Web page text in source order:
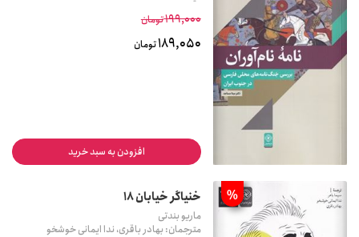
199,000تومان
189,050تومان
افزودن به سبد خرید
% خنیاگر خیابان 18
ماریو بندتی
مترجمان: بهادر باقری، ندا ایمانی خوشخو